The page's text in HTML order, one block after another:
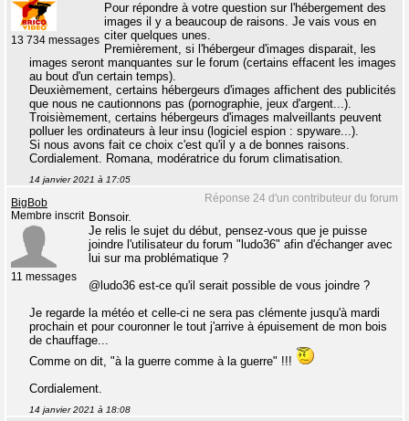
13 734 messages
Pour répondre à votre question sur l'hébergement des
images il y a beaucoup de raisons. Je vais vous en
citer quelques unes.
Premièrement, si l'hébergeur d'images disparait, les
images seront manquantes sur le forum (certains effacent les images
au bout d'un certain temps).
Deuxièmement, certains hébergeurs d'images affichent des publicités
que nous ne cautionnons pas (pornographie, jeux d'argent...).
Troisièmement, certains hébergeurs d'images malveillants peuvent
polluer les ordinateurs à leur insu (logiciel espion : spyware...).
Si nous avons fait ce choix c'est qu'il y a de bonnes raisons.
Cordialement. Romana, modératrice du forum climatisation.
14 janvier 2021 à 17:05
Réponse 24 d'un contributeur du forum
BigBob
Membre inscrit
11 messages
Bonsoir.
Je relis le sujet du début, pensez-vous que je puisse
joindre l'utilisateur du forum "ludo36" afin d'échanger avec
lui sur ma problématique ?
@ludo36 est-ce qu'il serait possible de vous joindre ?
Je regarde la météo et celle-ci ne sera pas clémente jusqu'à mardi
prochain et pour couronner le tout j'arrive à épuisement de mon bois
de chauffage...
Comme on dit, "à la guerre comme à la guerre" !!!
Cordialement.
14 janvier 2021 à 18:08